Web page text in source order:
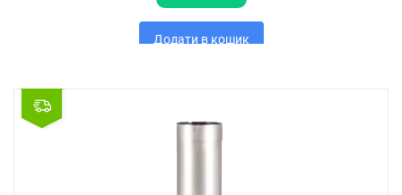
Додати в кошик